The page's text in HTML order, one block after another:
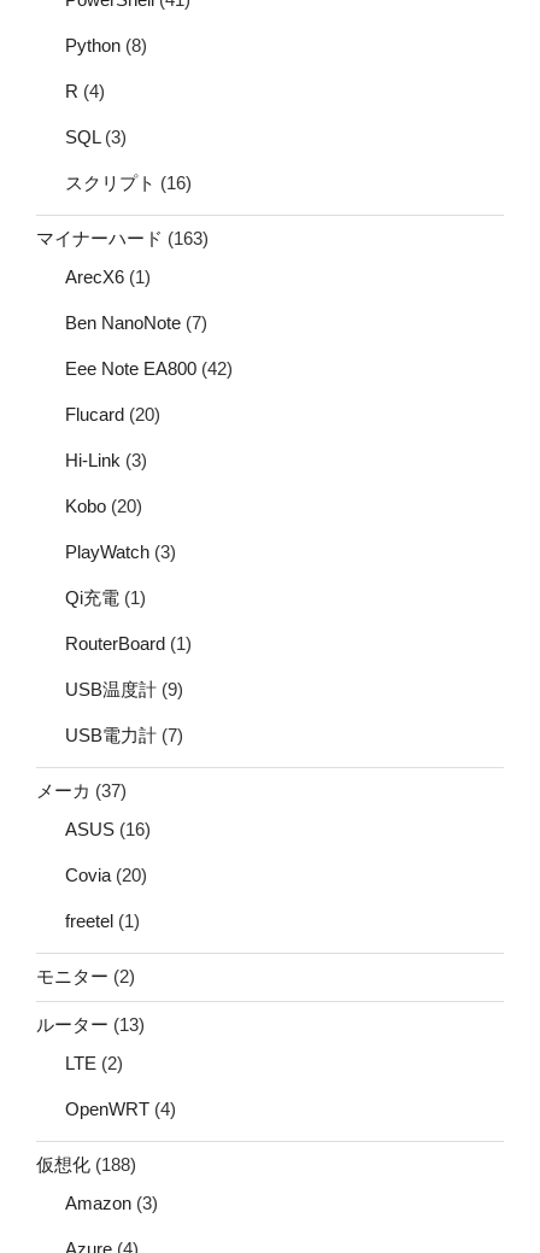
Python (8)
R (4)
SQL(3)
スクリプト (16)
マイナーハード (163)
ArecX6 (1)
Ben NanoNote (7)
Eee Note EA800 (42)
Flucard (20)
Hi-Link (3)
Kobo (20)
PlayWatch (3)
Qi充電 (1)
RouterBoard (1)
USB温度計 (9)
USB電力計 (7)
メーカ (37)
ASUS (16)
Covia (20)
freetel (1)
モニター (2)
ルーター (13)
LTE (2)
OpenWRT (4)
仮想化 (188)
Amazon (3)
Azure (4)